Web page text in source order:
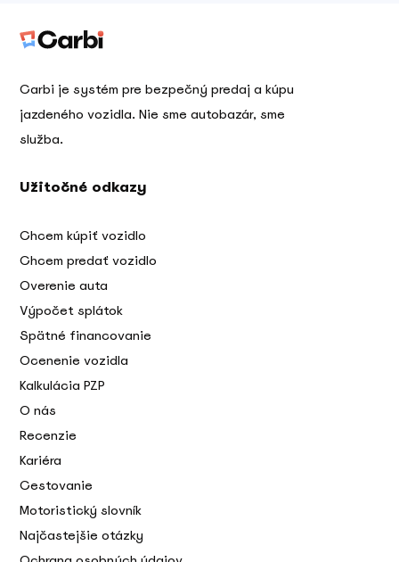
Carbi je systém pre bezpečný predaj a kúpu
jazdeného vozidla. Nie sme autobazár, sme
služba.
Užitočné odkazy
Chcem kúpiť vozidlo
Chcem predať vozidlo
Overenie auta
Výpočet splátok
Spätné financovanie
Ocenenie vozidla
Kalkulácia PZP
O nás
Recenzie
Kariéra
Cestovanie
Motoristický slovník
Najčastejšie otázky